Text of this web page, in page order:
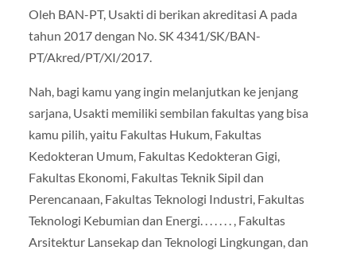
Oleh BAN-PT, Usakti di berikan akreditasi A pada
tahun 2017 dengan No. SK 4341/SK/BAN-
PT/Akred/PT/XI/2017.
Nah, bagi kamu yang ingin melanjutkan ke jenjang
sarjana, Usakti memiliki sembilan fakultas yang bisa
kamu pilih, yaitu Fakultas Hukum, Fakultas
Kedokteran Umum, Fakultas Kedokteran Gigi,
Fakultas Ekonomi, Fakultas Teknik Sipil dan
Perencanaan, Fakultas Teknologi Industri, Fakultas
Teknologi Kebumian dan Energi. . . . . . . , Fakultas
Arsitektur Lansekap dan Teknologi Lingkungan, dan